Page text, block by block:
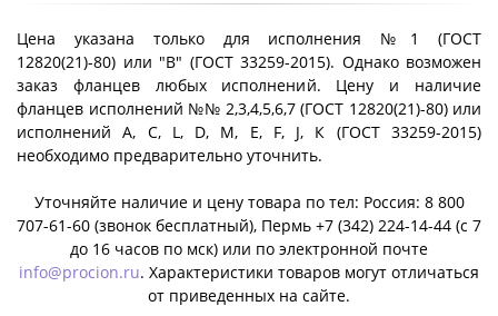
Цена указана только для исполнения №1 (ГОСТ
12820(21)-80) или "B" (ГОСТ 33259-2015). Однако возможен
заказ фланцев любых исполнений. Цену и наличие
фланцев исполнений №№ 2,3,4,5,6,7 (ГОСТ 12820(21)-80) или
исполнений A, C, L, D, M, E, F, J, К (ГОСТ 33259-2015)
необходимо предварительно уточнить.
Уточняйте наличие и цену товара по тел: Россия: 8 800
707-61-60 (звонок бесплатный), Пермь +7 (342) 224-14-44 (c 7
до 16 часов по мск) или по электронной почте
info@procion.ru. Характеристики товаров могут отличаться
от приведенных на сайте.